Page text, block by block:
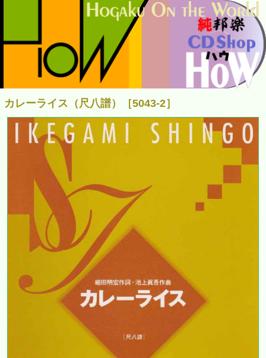
カレーライス（尺八譜）［5043-2］